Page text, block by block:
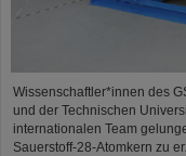
Wissenschaftler*innen des
und der Technischen
internationalen Team
Sauerstoff-28-Atomkern zu